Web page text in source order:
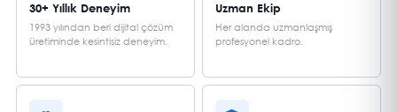
30+ Yıllık Deneyim
1993 yılından beri dijital çözüm
üretiminde kesintisiz deneyim.
Uzman Ekip
Her alanda uzmanlaşmış
profesyonel kadro.